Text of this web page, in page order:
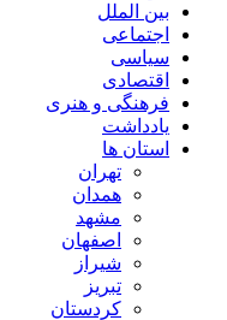
بین الملل
اجتماعی
سیاسی
اقتصادی
فرهنگی و هنری
یادداشت
استان ها
تهران
همدان
مشهد
اصفهان
شیراز
تبریز
کردستان